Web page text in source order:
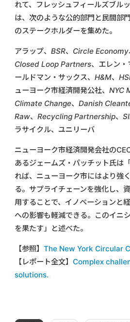
れて、フレッシュフィールズブル
は、次のような公的部門と民間部
のステークホルダーを集めた。
アラップ、BSR、Circle Economy
Closed Loop Partners、エレン・
ールドマン・サックス、H&M、
ューヨーク市経済開発公社、
Climate Change、Danish
Raw、Recycling Partnership、
ラサイクル、ユニリーバ
ニューヨーク市経済開発会社の
あるジェームズ・パッチット氏は
れば、ニューヨーク市にはより強
る。サプライチェーンを強化し、
用することで、イノベーションと
への影響も軽減できる。このイニ
を果たす」と述べた。
【参照】 The New York Circular
【レポート全文】 Complex
solutions.